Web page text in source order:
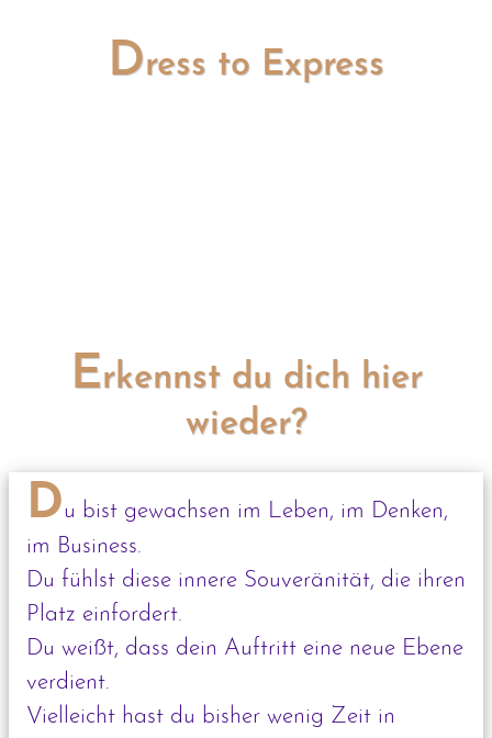
Dress to Express
Erkennst du dich hier
wieder?
Du bist gewachsen im Leben, im Denken,
im Business.
Du fühlst diese innere Souveränität, die ihren
Platz einfordert.
Du weißt, dass dein Auftritt eine neue Ebene
verdient.
Vielleicht hast du bisher wenig Zeit in